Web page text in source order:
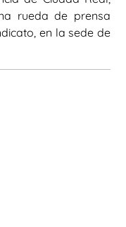
rueda de prensa
en la sede de